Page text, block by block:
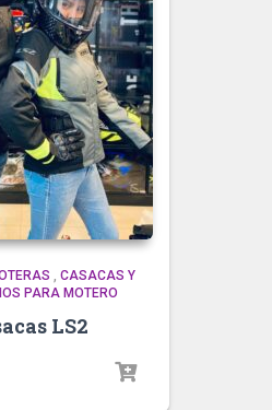
, CASACAS Y
PARA MOTERO
LS2